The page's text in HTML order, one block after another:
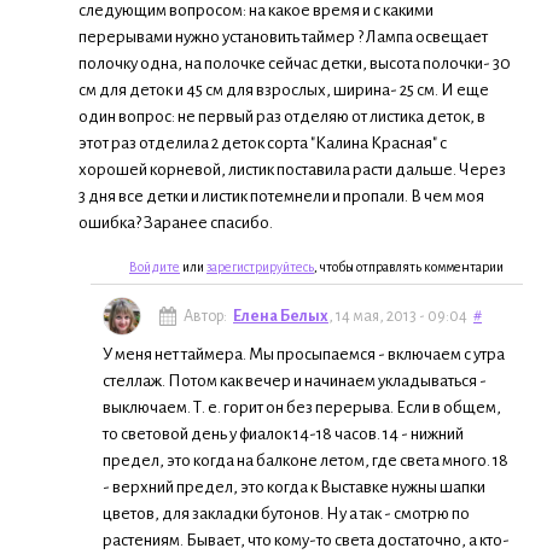
следующим вопросом: на какое время и с какими
перерывами нужно установить таймер ? Лампа освещает
полочку одна, на полочке сейчас детки, высота полочки- 30
см для деток и 45 см для взрослых, ширина- 25 см. И еще
один вопрос: не первый раз отделяю от листика деток, в
этот раз отделила 2 деток сорта "Калина Красная" с
хорошей корневой, листик поставила расти дальше. Через
3 дня все детки и листик потемнели и пропали. В чем моя
ошибка? Заранее спасибо.
Войдите или зарегистрируйтесь , чтобы отправлять комментарии
Автор: Елена Белых, 14 мая, 2013 - 09:04 #
У меня нет таймера. Мы просыпаемся - включаем с утра
стеллаж. Потом как вечер и начинаем укладываться -
выключаем. Т. е. горит он без перерыва. Если в общем,
то световой день у фиалок 14-18 часов. 14 - нижний
предел, это когда на балконе летом, где света много. 18
- верхний предел, это когда к Выставке нужны шапки
цветов, для закладки бутонов. Ну а так - смотрю по
растениям. Бывает, что кому-то света достаточно, а кто-